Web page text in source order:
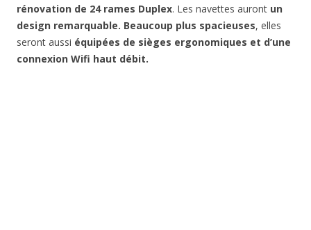
rénovation de 24 rames Duplex. Les navettes auront un
design remarquable. Beaucoup plus spacieuses, elles
seront aussi équipées de sièges ergonomiques et d’une
connexion Wifi haut débit.